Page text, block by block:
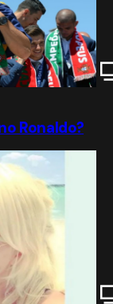
Ronaldo?